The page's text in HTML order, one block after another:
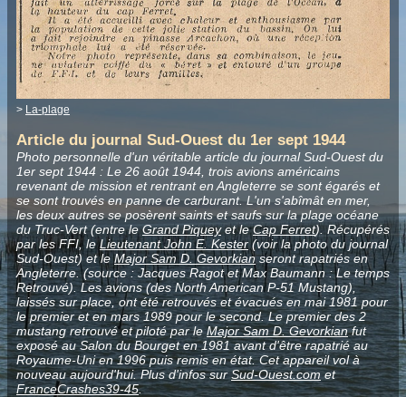
> La-plage
Article du journal Sud-Ouest du 1er sept 1944
Photo personnelle d'un véritable article du journal Sud-Ouest du
1er sept 1944 : Le 26 août 1944, trois avions américains
revenant de mission et rentrant en Angleterre se sont égarés et
se sont trouvés en panne de carburant. L'un s'abîmât en mer,
les deux autres se posèrent saints et saufs sur la plage océane
du Truc-Vert (entre leGrand Piqueyet leCap Ferret). Récupérés
par les FFI, leLieutenant John E. Kester (voir la photo du journal
Sud-Ouest) et leMajor Sam D. Gevorkianseront rapatriés en
Angleterre. (source : Jacques Ragot et Max Baumann : Le temps
Retrouvé). Les avions (des North American P-51 Mustang),
laissés sur place, ont été retrouvés et évacués en mai 1981 pour
le premier et en mars 1989 pour le second. Le premier des 2
mustang retrouvé et piloté par leMajor Sam D. Gevorkianfut
exposé au Salon du Bourget en 1981 avant d'être rapatrié au
Royaume-Uni en 1996 puis remis en état. Cet appareil vol à
nouveau aujourd'hui. Plus d'infos surSud-Ouest.comet
FranceCrashes39-45.